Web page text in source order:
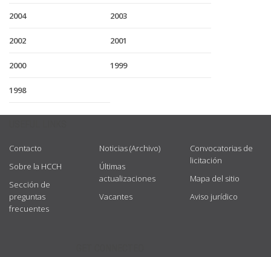
2004 2003
2002 2001
2000 1999
1998
Contacto
Sobre la HCCH
Sección de
preguntas
frecuentes
Noticias (Archivo)
Últimas
actualizaciones
Vacantes
Convocatorias de
licitación
Mapa del sitio
Aviso jurídico